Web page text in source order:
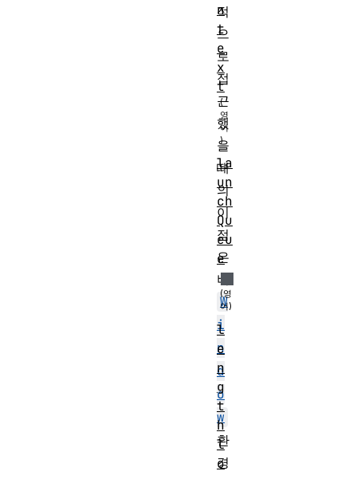
적
으
로
접
근
했
을
때
의
이
점
은
비
W
i
n
d
o
w
환
경
n
t
e
x
t
la
un
ch
Qu
eu
e
l
e
n
g
t
h
l
o